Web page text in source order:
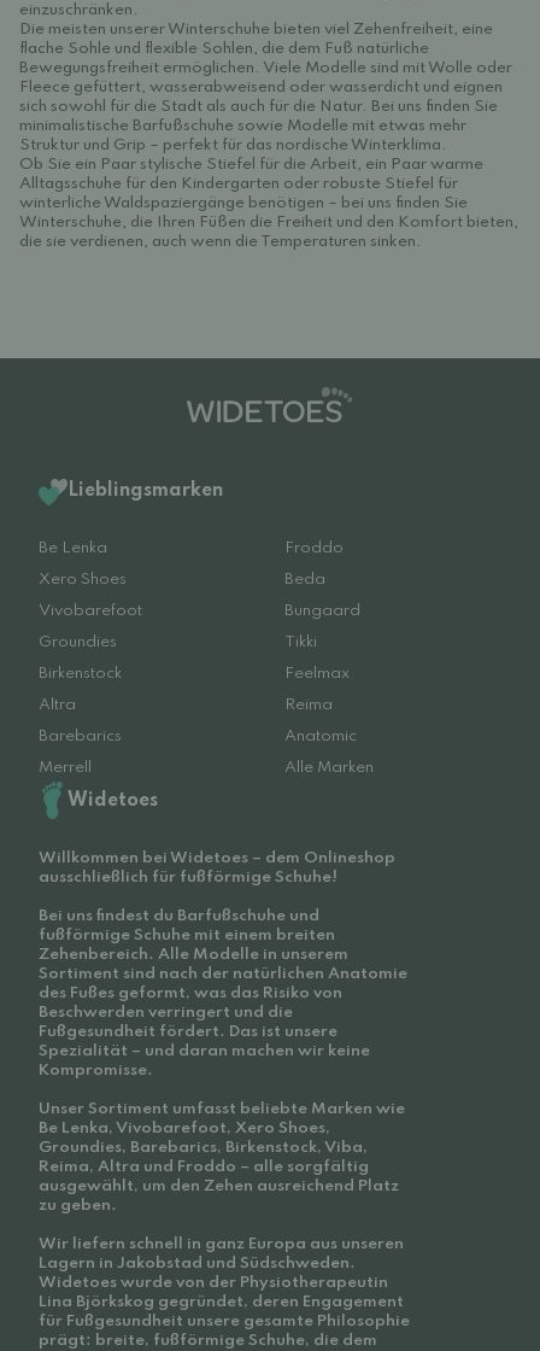
einzuschränken.
Die meisten unserer Winterschuhe bieten viel Zehenfreiheit, eine
flache Sohle und flexible Sohlen, die dem Fuß natürliche
Bewegungsfreiheit ermöglichen. Viele Modelle sind mit Wolle oder
Fleece gefüttert, wasserabweisend oder wasserdicht und eignen
sich sowohl für die Stadt als auch für die Natur. Bei uns finden Sie
minimalistische Barfußschuhe sowie Modelle mit etwas mehr
Struktur und Grip – perfekt für das nordische Winterklima.
Ob Sie ein Paar stylische Stiefel für die Arbeit, ein Paar warme
Alltagsschuhe für den Kindergarten oder robuste Stiefel für
winterliche Waldspaziergänge benötigen – bei uns finden Sie
Winterschuhe, die Ihren Füßen die Freiheit und den Komfort bieten,
die sie verdienen, auch wenn die Temperaturen sinken.
Lieblingsmarken
Be Lenka
Froddo
Xero Shoes
Beda
Vivobarefoot
Bungaard
Groundies
Tikki
Birkenstock
Feelmax
Altra
Reima
Barebarics
Anatomic
Merrell
Alle Marken
Widetoes
Willkommen bei Widetoes – dem Onlineshop
ausschließlich für fußförmige Schuhe!
Bei uns findest du Barfußschuhe und
fußförmige Schuhe mit einem breiten
Zehenbereich. Alle Modelle in unserem
Sortiment sind nach der natürlichen Anatomie
des Fußes geformt, was das Risiko von
Beschwerden verringert und die
Fußgesundheit fördert. Das ist unsere
Spezialität – und daran machen wir keine
Kompromisse.
Unser Sortiment umfasst beliebte Marken wie
Be Lenka, Vivobarefoot, Xero Shoes,
Groundies, Barebarics, Birkenstock, Viba,
Reima, Altra und Froddo – alle sorgfältig
ausgewählt, um den Zehen ausreichend Platz
zu geben.
Wir liefern schnell in ganz Europa aus unseren
Lagern in Jakobstad und Südschweden.
Widetoes wurde von der Physiotherapeutin
Lina Björkskog gegründet, deren Engagement
für Fußgesundheit unsere gesamte Philosophie
prägt: breite, fußförmige Schuhe, die dem